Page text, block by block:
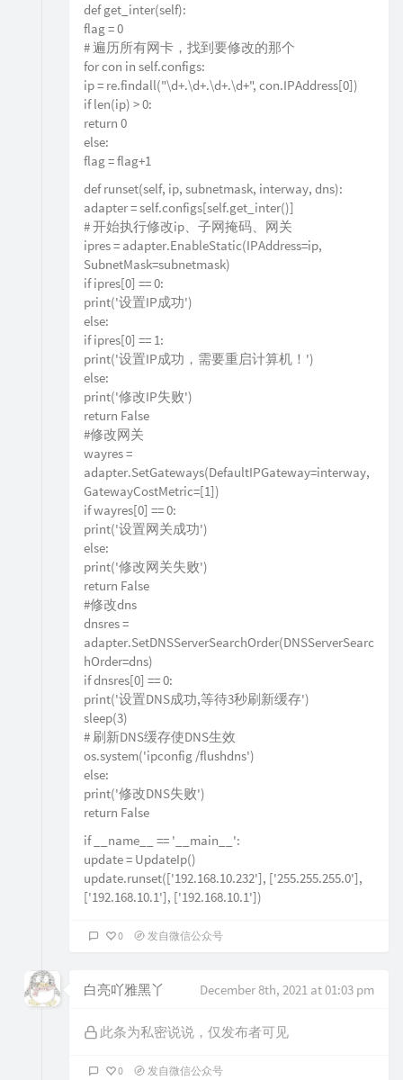
def get_inter(self):
flag = 0
# 遍历所有网卡，找到要修改的那个
for con in self.configs:
ip = re.findall("\d+.\d+.\d+.\d+", con.IPAddress[0])
if len(ip) > 0:
return 0
else:
flag = flag+1
def runset(self, ip, subnetmask, interway, dns):
adapter = self.configs[self.get_inter()]
# 开始执行修改ip、子网掩码、网关
ipres = adapter.EnableStatic(IPAddress=ip,
SubnetMask=subnetmask)
if ipres[0] == 0:
print('设置IP成功')
else:
if ipres[0] == 1:
print('设置IP成功，需要重启计算机！')
else:
print('修改IP失败')
return False
#修改网关
wayres =
adapter.SetGateways(DefaultIPGateway=interway,
GatewayCostMetric=[1])
if wayres[0] == 0:
print('设置网关成功')
else:
print('修改网关失败')
return False
#修改dns
dnsres =
adapter.SetDNSServerSearchOrder(DNSServerSearc
hOrder=dns)
if dnsres[0] == 0:
print('设置DNS成功,等待3秒刷新缓存')
sleep(3)
# 刷新DNS缓存使DNS生效
os.system('ipconfig /flushdns')
else:
print('修改DNS失败')
return False
if __name__ == '__main__':
update = UpdateIp()
update.runset(['192.168.10.232'], ['255.255.255.0'],
['192.168.10.1'], ['192.168.10.1'])
0 发自微信公众号
白亮吖雅黑丫 December 8th, 2021 at 01:03 pm
此条为私密说说，仅发布者可见
0 发自微信公众号